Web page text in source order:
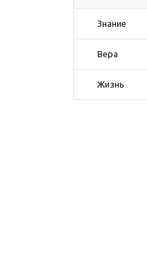
Знание
Вера
Жизнь